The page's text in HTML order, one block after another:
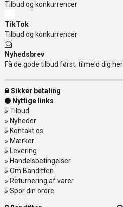
Tilbud og konkurrencer
TikTok
Tilbud og konkurrencer
Nyhedsbrev
Få de gode tilbud først, tilmeld dig her
Sikker betaling
Nyttige links
» Tilbud
» Nyheder
» Kontakt os
» Mærker
» Levering
» Handelsbetingelser
» Om Banditten
» Returnering af varer
» Spor din ordre